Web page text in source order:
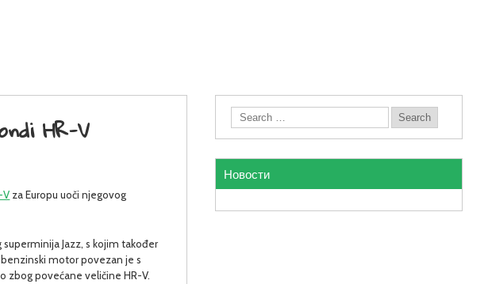
HR-V
V za Europu uoči njegovog
Jazz, s kojim također
motor povezan je s
zbog povećane veličine HR-V.
Новости